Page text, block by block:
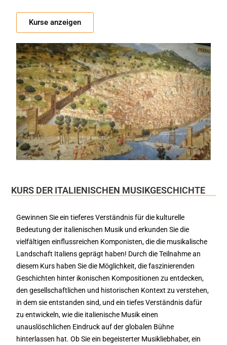
Kurse anzeigen
KURS DER ITALIENISCHEN MUSIKGESCHICHTE
Gewinnen Sie ein tieferes Verständnis für die kulturelle
Bedeutung der italienischen Musik und erkunden Sie die
vielfältigen einflussreichen Komponisten, die die musikalische
Landschaft Italiens geprägt haben! Durch die Teilnahme an
diesem Kurs haben Sie die Möglichkeit, die faszinierenden
Geschichten hinter ikonischen Kompositionen zu entdecken,
den gesellschaftlichen und historischen Kontext zu verstehen,
in dem sie entstanden sind, und ein tiefes Verständnis dafür
zu entwickeln, wie die italienische Musik einen
unauslöschlichen Eindruck auf der globalen Bühne
hinterlassen hat. Ob Sie ein begeisterter Musikliebhaber, ein